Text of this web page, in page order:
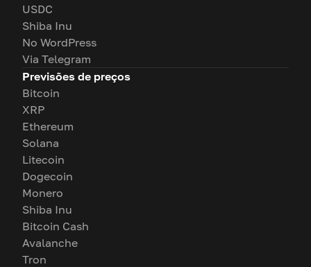
USDC
Shiba Inu
No WordPress
Via Telegram
Previsões de preços
Bitcoin
XRP
Ethereum
Solana
Litecoin
Dogecoin
Monero
Shiba Inu
Bitcoin Cash
Avalanche
Tron